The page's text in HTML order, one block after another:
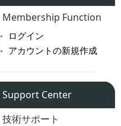
Membership Function
ログイン
アカウントの新規作成
Support Center
技術サポート